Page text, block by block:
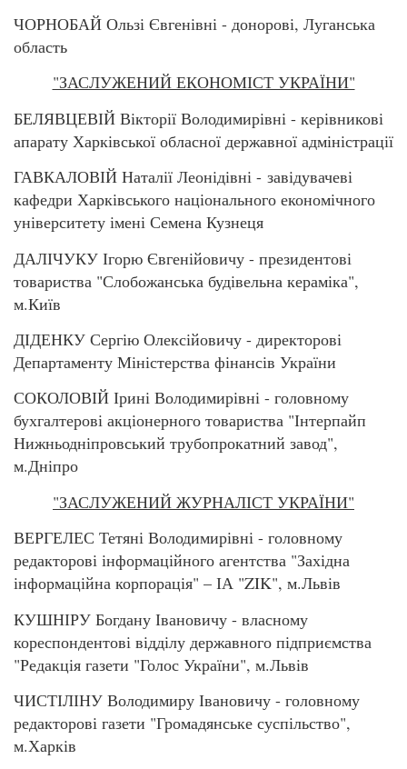
ЧОРНОБАЙ Ользі Євгенівні - донорові, Луганська
область
"ЗАСЛУЖЕНИЙ ЕКОНОМІСТ УКРАЇНИ"
БЕЛЯВЦЕВІЙ Вікторії Володимирівні - керівникові
апарату Харківської обласної державної адміністрації
ГАВКАЛОВІЙ Наталії Леонідівні - завідувачеві
кафедри Харківського національного економічного
університету імені Семена Кузнеця
ДАЛІЧУКУ Ігорю Євгенійовичу - президентові
товариства "Слобожанська будівельна кераміка",
м.Київ
ДІДЕНКУ Сергію Олексійовичу - директорові
Департаменту Міністерства фінансів України
СОКОЛОВІЙ Ірині Володимирівні - головному
бухгалтерові акціонерного товариства "Інтерпайп
Нижньодніпровський трубопрокатний завод",
м.Дніпро
"ЗАСЛУЖЕНИЙ ЖУРНАЛІСТ УКРАЇНИ"
ВЕРГЕЛЕС Тетяні Володимирівні - головному
редакторові інформаційного агентства "Західна
інформаційна корпорація" – ІА "ZIK", м.Львів
КУШНІРУ Богдану Івановичу - власному
кореспондентові відділу державного підприємства
"Редакція газети "Голос України", м.Львів
ЧИСТІЛІНУ Володимиру Івановичу - головному
редакторові газети "Громадянське суспільство",
м.Харків